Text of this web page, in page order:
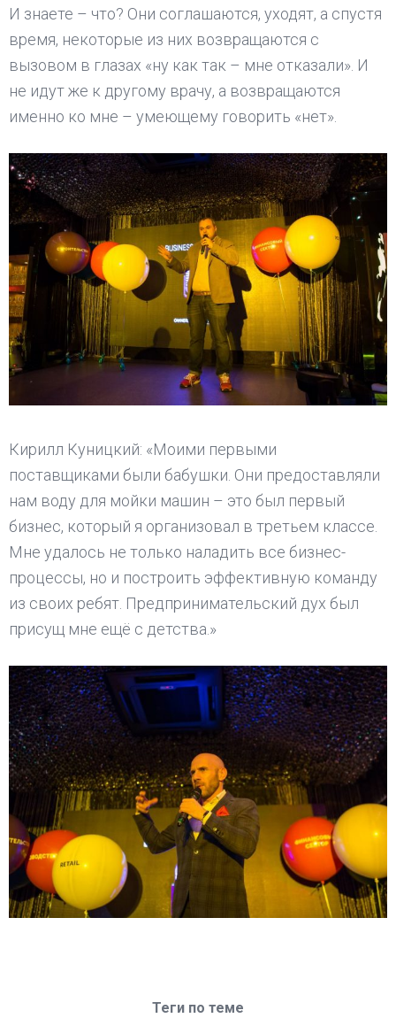
И знаете – что? Они соглашаются, уходят, а спустя
время, некоторые из них возвращаются с
вызовом в глазах «ну как так – мне отказали». И
не идут же к другому врачу, а возвращаются
именно ко мне – умеющему говорить «нет».
Кирилл Куницкий: «Моими первыми
поставщиками были бабушки. Они предоставляли
нам воду для мойки машин – это был первый
бизнес, который я организовал в третьем классе.
Мне удалось не только наладить все бизнес-
процессы, но и построить эффективную команду
из своих ребят. Предпринимательский дух был
присущ мне ещё с детства.»
Теги по теме